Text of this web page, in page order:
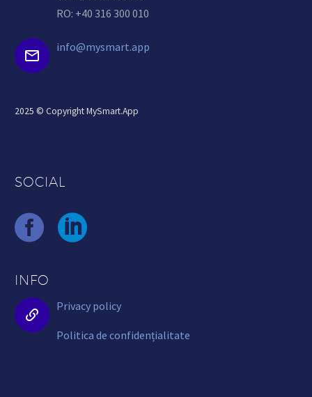
RO: +40 316 300 010


info@mysmart.app
2025 © Copyright MySmart.App
SOCIAL
INFO


Privacy policy
Politica de confidențialitate